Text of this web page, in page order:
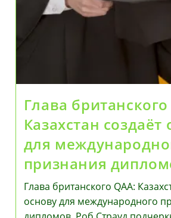
Глава британского
Казахстан создаёт
для
признания
Глава британского QAA:
основу для международного